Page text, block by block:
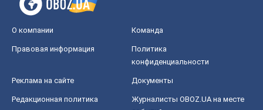
О компании Команда
Правовая информация
Политика
конфиденциальности
Реклама на сайте Документы
Редакционная политика
Журналисты OBOZ.UA на месте